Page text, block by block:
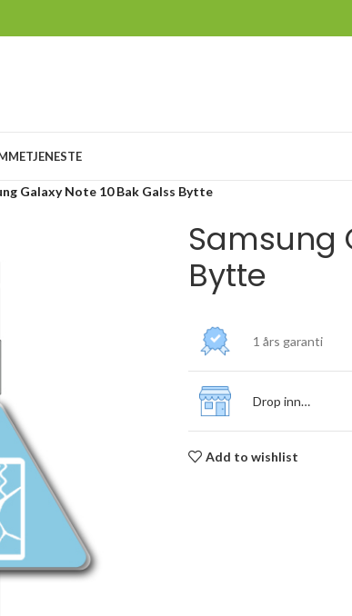
Galaxy Note 10 Bak Galss Bytte
Samsung
Bytte
1 års garanti
Drop inn…
Add to wishlist